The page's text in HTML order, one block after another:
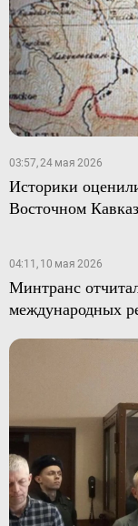
03:57, 24 мая 2026
Историки
Восточном
04:11, 10 мая 2026
Минтранс
международных